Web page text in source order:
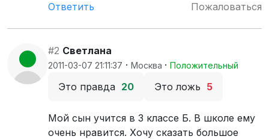
Ответить
Пожаловаться
#2 Светлана
2011-03-07 21:11:37 · Москва · Положительный
Это правда 20 Это ложь 5
Мой сын учится в 3 классе Б. В школе ему
очень нравится. Хочу сказать большое